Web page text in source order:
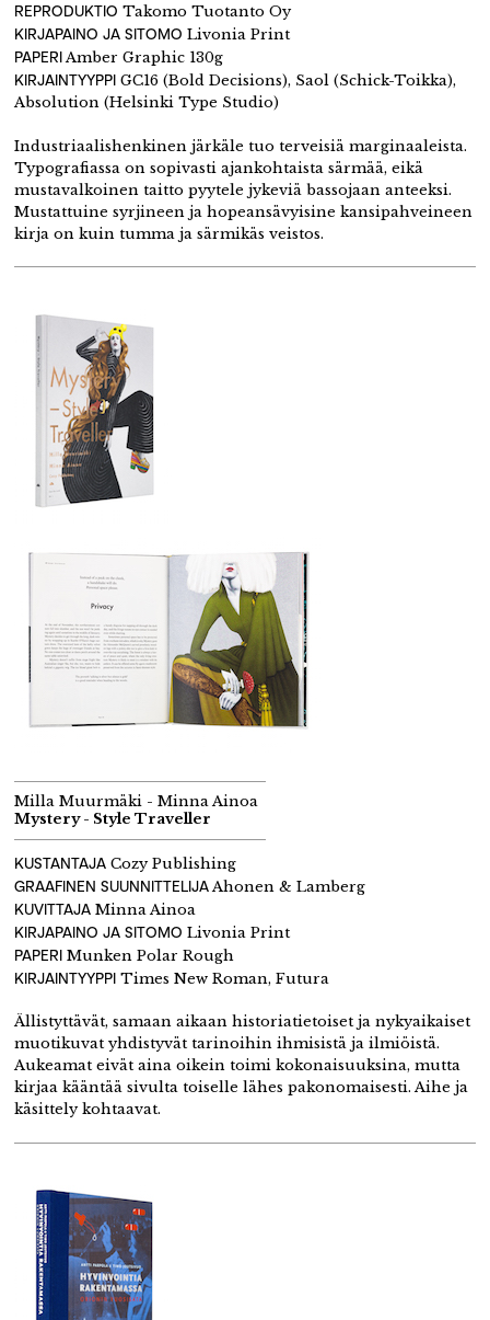
REPRODUKTIO Takomo Tuotanto Oy
KIRJAPAINO JA SITOMO Livonia Print
PAPERIAmber Graphic 130g
KIRJAINTYYPPI GC16 (Bold Decisions), Saol (Schick-Toikka),
Absolution (Helsinki Type Studio)
Industriaalishenkinen järkäle tuo terveisiä marginaaleista.
Typografiassa on sopivasti ajankohtaista särmää, eikä
mustavalkoinen taitto pyytele jykeviä bassojaan anteeksi.
Mustattuine syrjineen ja hopeansävyisine kansipahveineen
kirja on kuin tumma ja särmikäs veistos.
Milla Muurmäki - Minna Ainoa
Mystery - Style Traveller
KUSTANTAJA Cozy Publishing
GRAAFINEN SUUNNITTELIJAAhonen & Lamberg
KUVITTAJA Minna Ainoa
KIRJAPAINO JA SITOMO Livonia Print
PAPERI Munken Polar Rough
KIRJAINTYYPPI Times New Roman, Futura
Ällistyttävät, samaan aikaan historiatietoiset ja nykyaikaiset
muotikuvat yhdistyvät tarinoihin ihmisistä ja ilmiöistä.
Aukeamat eivät aina oikein toimi kokonaisuuksina, mutta
kirjaa kääntää sivulta toiselle lähes pakonomaisesti. Aihe ja
käsittely kohtaavat.